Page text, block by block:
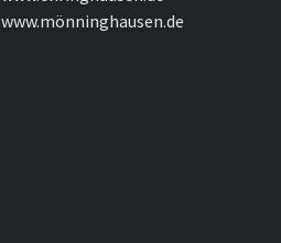
www.mönninghausen.de